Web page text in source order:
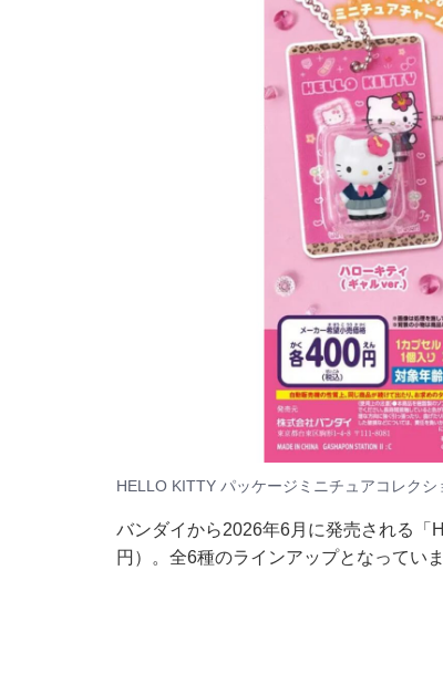
HELLO KITTY パッケージミニチュアコレクシ
バンダイから2026年6月に発売される「
円）。全6種のラインアップとなっていま